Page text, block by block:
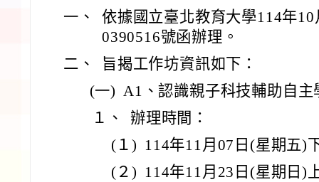
一、
依據國立臺北教育大學114年
0390516號函辦理。
二、
旨揭工作坊資訊如下：
(一) A1、認識親子科技輔助自主
１、
辦理時間：
(１) 114年11月07日(星期五)
(２) 114年11月23日(星期日)